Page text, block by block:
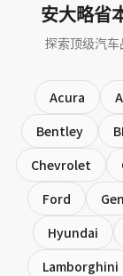
安大略省
探索顶级汽
Acura
Bentley
Chevrolet
Ford
Hyundai
Lamborghini